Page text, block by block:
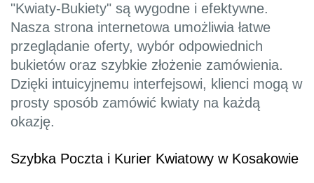
"Kwiaty-Bukiety" są wygodne i efektywne.
Nasza strona internetowa umożliwia łatwe
przeglądanie oferty, wybór odpowiednich
bukietów oraz szybkie złożenie zamówienia.
Dzięki intuicyjnemu interfejsowi, klienci mogą w
prosty sposób zamówić kwiaty na każdą
okazję.
Szybka Poczta i Kurier Kwiatowy w Kosakowie